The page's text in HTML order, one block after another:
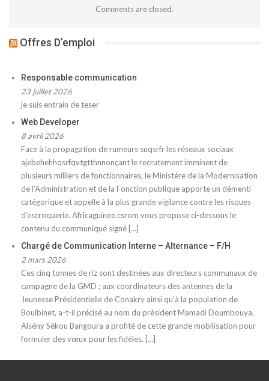
Comments are closed.
Offres D’emploi
Responsable communication
23 juillet 2026
je suis entrain de teser
Web Developer
8 avril 2026
Face à la propagation de rumeurs suqsrfr les réseaux sociaux
ajebehehhqsrfqvtgtthnnonçant le recrutement imminent de
plusieurs milliers de fonctionnaires, le Ministère de la Modernisation
de l’Administration et de la Fonction publique apporte un démenti
catégorique et appelle à la plus grande vigilance contre les risques
d’escroquerie. Africaguinee.csrom vous propose ci-dessous le
contenu du communiqué signé […]
Chargé de Communication Interne – Alternance – F/H
2 mars 2026
Ces cinq tonnes de riz sont destinées aux directeurs communaux de
campagne de la GMD ; aux coordinateurs des antennes de la
Jeunesse Présidentielle de Conakry ainsi qu’à la population de
Boulbinet, a-t-il précisé au nom du président Mamadi Doumbouya.
Alsény Sékou Bangoura a profité de cette grande mobilisation pour
formuler des vœux pour les fidèles. […]